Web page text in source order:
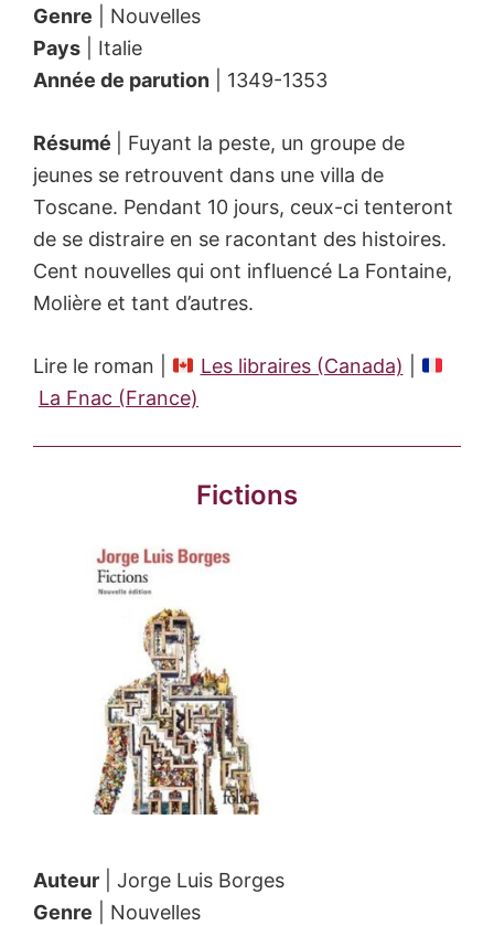
Genre | Nouvelles
Pays | Italie
Année de parution | 1349-1353
Résumé
| Fuyant la peste, un groupe de
jeunes se retrouvent dans une villa de
Toscane. Pendant 10 jours, ceux-ci tenteront
de se distraire en se racontant des histoires.
Cent nouvelles qui ont influencé La Fontaine,
Molière et tant d’autres.
Lire le roman | Les libraires (Canada)
La Fnac (France)
Fictions
Auteur | Jorge Luis Borges
Genre | Nouvelles